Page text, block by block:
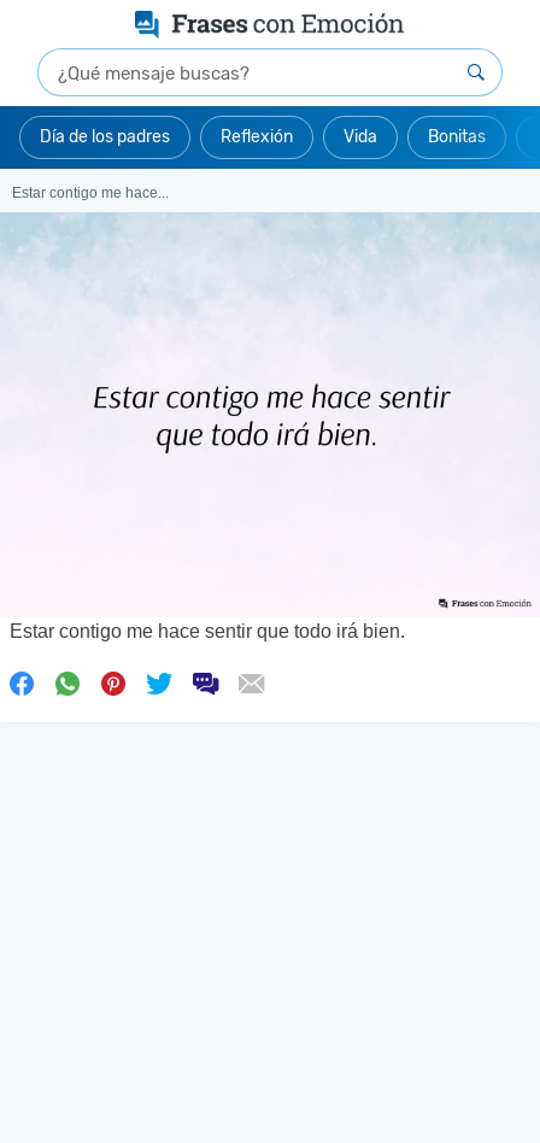
Día de los padres Reflexión Vida Bonitas
Estar contigo me hace...
Estar contigo me hace sentir que todo irá bien.